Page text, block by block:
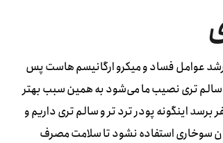
رشد عوامل فساد و میکرو ارگانیسم هاست پس
سالم تری نصیب ما می‌شود به همین سبب بهتر
اینگونه پودر ترد تر و سالم تری داریم و
نان سوخاری استفاده نشود تا سلامت مصرف